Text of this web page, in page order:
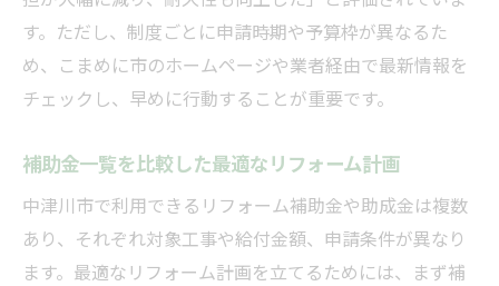
す。ただし、制度ごとに申請時期や予算枠が異なるた
め、こまめに市のホームページや業者経由で最新情報を
チェックし、早めに行動することが重要です。
補助金一覧を比較した最適なリフォーム計画
中津川市で利用できるリフォーム補助金や助成金は複数
あり、それぞれ対象工事や給付金額、申請条件が異なり
ます。最適なリフォーム計画を立てるためには、まず補